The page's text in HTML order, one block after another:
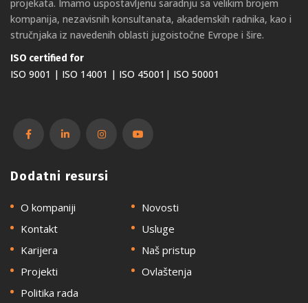
projekata. Imamo uspostavljenu saradnju sa velikim brojem
kompanija, nezavisnih konsultanata, akademskih radnika, kao i
stručnjaka iz navedenih oblasti jugoistočne Evrope i šire.
ISO certified for
ISO 9001 | ISO 14001 | ISO 45001| ISO 50001
Dodatni resursi
O kompaniji
Novosti
Kontakt
Usluge
Karijera
Naš pristup
Projekti
Ovlaštenja
Politika rada